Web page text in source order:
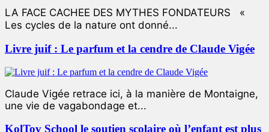
LA FACE CACHEE DES MYTHES FONDATEURS «
Les cycles de la nature ont donné...
Livre juif : Le parfum et la cendre de Claude Vigée
Claude Vigée retrace ici, à la manière de Montaigne,
une vie de vagabondage et...
KolTov School le soutien scolaire où l’enfant est plus